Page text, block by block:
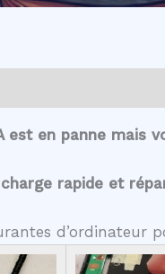
en panne mais
rapide et
d’ordinateur